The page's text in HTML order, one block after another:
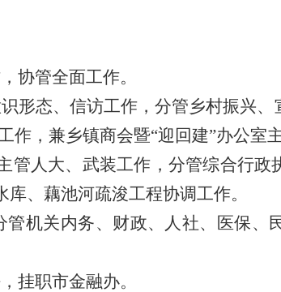
协管全面工作。
形态、信访工作，分管乡村振兴、
作， 兼乡镇商会暨“迎回建”办公室
管人大、武装工作 ，分管综合行政
库、藕池河疏浚工程协调工作。
管机关内务、财政、人社、医保、
，挂职市金融办。